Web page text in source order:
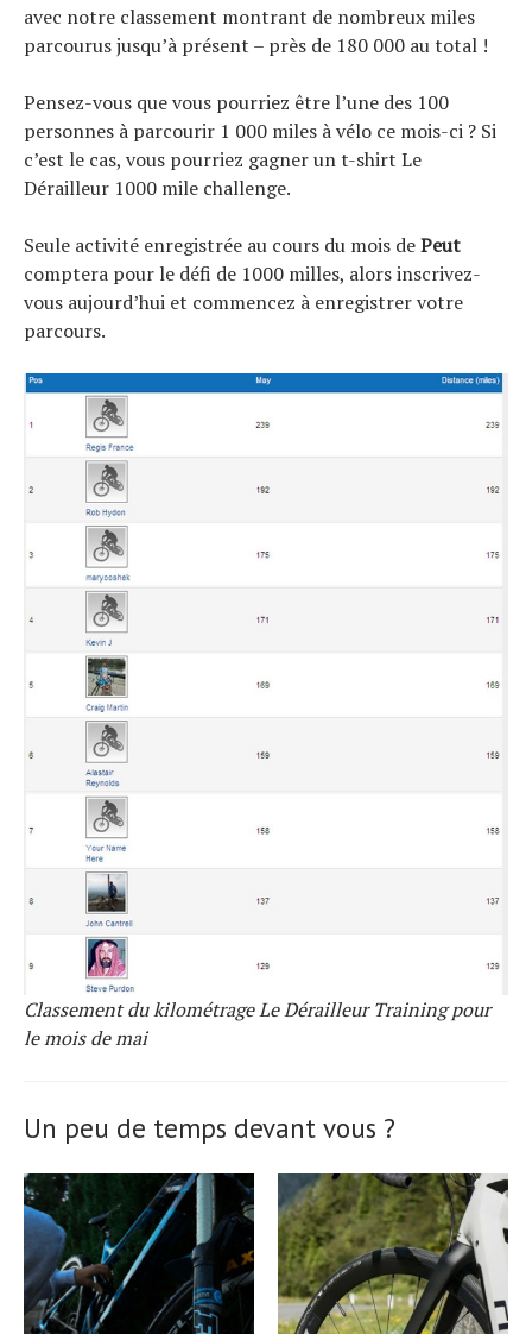
avec notre classement montrant de nombreux miles
parcourus jusqu’à présent – près de 180 000 au total !
Pensez-vous que vous pourriez être l’une des 100
personnes à parcourir 1 000 miles à vélo ce mois-ci ? Si
c’est le cas, vous pourriez gagner un t-shirt Le
Dérailleur 1000 mile challenge.
Seule activité enregistrée au cours du mois dePeut
comptera pour le défi de 1000 milles, alors inscrivez-
vous aujourd’hui et commencez à enregistrer votre
parcours.
Classement du kilométrage Le Dérailleur Training pour
le mois de mai
Un peu de temps devant vous ?